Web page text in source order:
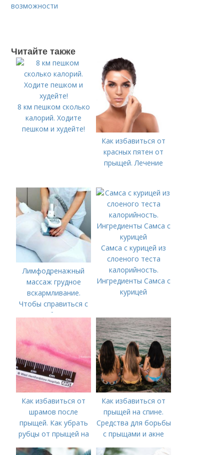
возможности
Читайте также
8 км пешком сколько
калорий. Ходите
пешком и худейте!
Как избавиться от
красных пятен от
прыщей. Лечение
Лимфодренажный
массаж грудное
вскармливание.
Чтобы справиться с
нагрубанием,
необходимо
следующие действия:
Самса с курицей из
слоеного теста
калорийность.
Ингредиенты Самса с
курицей
Как избавиться от
шрамов после
прыщей. Как убрать
рубцы от прыщей на
Как избавиться от
прыщей на спине.
Средства для борьбы
с прыщами и акне